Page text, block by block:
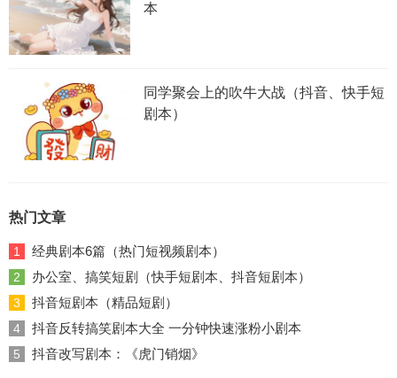
本
同学聚会上的吹牛大战（抖音、快手短
剧本）
热门文章
1 经典剧本6篇（热门短视频剧本）
2 办公室、搞笑短剧（快手短剧本、抖音短剧本）
3 抖音短剧本（精品短剧）
4 抖音反转搞笑剧本大全 一分钟快速涨粉小剧本
5 抖音改写剧本：《虎门销烟》